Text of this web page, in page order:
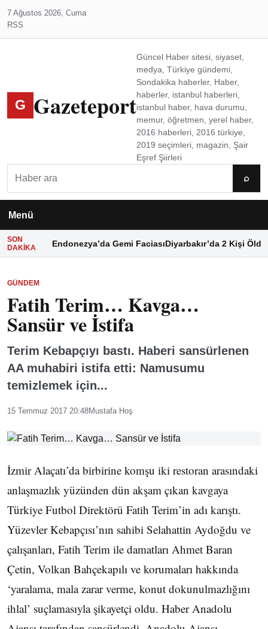
7 Ağustos 2026, Cuma
RSS
G Gazeteport
Güncel Haber sitesi, siyaset,
medya, Türkiye gündemi,
Sondakika haberler, Haber,
haberler, istanbul haberleri,
istanbul haber, hava durumu,
memur, öğretmen, yerel haber,
2016 haberleri, 2016 türkiye,
2019 seçimleri, magazin, Şair
Eşref Şiirleri
⌕
Menü
SON
DAKIKA
Endonezya’da Gemi FaciasıDiyarbakır’da 2 Kişi Öldü
GÜNDEM
Fatih Terim… Kavga…
Sansür ve İstifa
Terim Kebapçıyı bastı. Haberi sansürlenen
AA muhabiri istifa etti: Namusumu
temizlemek için...
15 Temmuz 2017 20:48Mustafa Hoş
İzmir Alaçatı’da birbirine komşu iki restoran arasındaki
anlaşmazlık yüzünden dün akşam çıkan kavgaya
Türkiye Futbol Direktörü Fatih Terim’in adı karıştı.
Yüzevler Kebapçısı’nın sahibi Selahattin Aydoğdu ve
çalışanları, Fatih Terim ile damatları Ahmet Baran
Çetin, Volkan Bahçekapılı ve korumaları hakkında
‘yaralama, mala zarar verme, konut dokunulmazlığını
ihlal’ suçlamasıyla şikayetçi oldu. Haber Anadolu